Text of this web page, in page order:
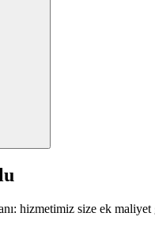
hizmetimiz size ek maliyet